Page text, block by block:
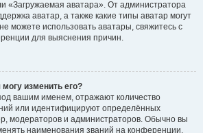
«Загружаемая аватара». От администратора
аватар, а также какие типы аватар могут
можете использовать аватары, свяжитесь с
для выяснения причин.
могу изменить его?
вашим именем, отражают количество
или идентифицируют определённых
модераторов и администраторов. Обычно вы
наименования званий на конференции,